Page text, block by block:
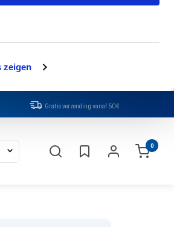
zeigen
Gratis verzending vanaf 50€
0